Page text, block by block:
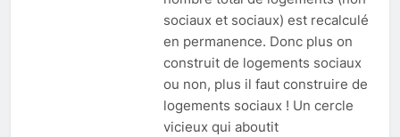
sociaux et sociaux) est recalculé
en permanence. Donc plus on
construit de logements sociaux
ou non, plus il faut construire de
logements sociaux ! Un cercle
vicieux qui aboutit